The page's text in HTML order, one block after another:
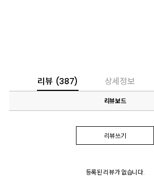
리뷰 (387) 상세정보
리뷰보드
리뷰쓰기
등록된 리뷰가 없습니다.